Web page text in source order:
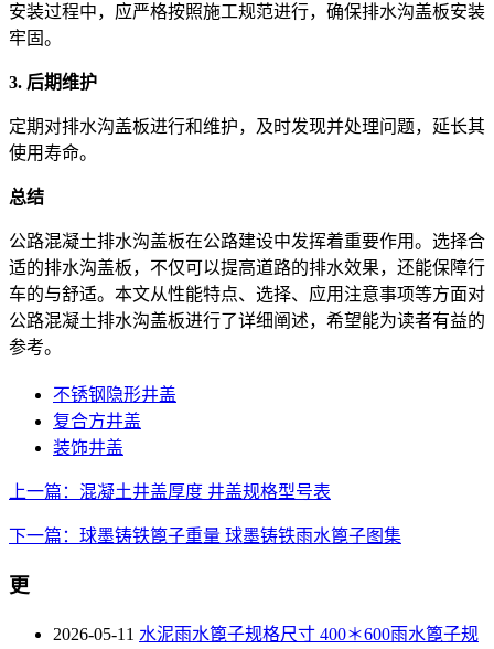
安装过程中，应严格按照施工规范进行，确保排水沟盖板安装
牢固。
3. 后期维护
定期对排水沟盖板进行和维护，及时发现并处理问题，延长其
使用寿命。
总结
公路混凝土排水沟盖板在公路建设中发挥着重要作用。选择合
适的排水沟盖板，不仅可以提高道路的排水效果，还能保障行
车的与舒适。本文从性能特点、选择、应用注意事项等方面对
公路混凝土排水沟盖板进行了详细阐述，希望能为读者有益的
参考。
不锈钢隐形井盖
复合方井盖
装饰井盖
上一篇：混凝土井盖厚度 井盖规格型号表
下一篇：球墨铸铁篦子重量 球墨铸铁雨水篦子图集
更
2026-05-11 水泥雨水篦子规格尺寸 400＊600雨水篦子规